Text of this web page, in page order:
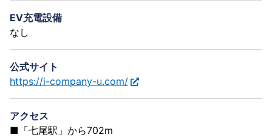
EV充電設備
なし
公式サイト
https://i-company-u.com/
アクセス
■「七尾駅」から702m